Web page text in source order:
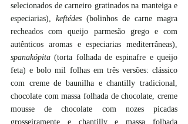
selecionados de carneiro gratinados na manteiga e
especiarias), keftédes (bolinhos de carne magra
recheados com queijo parmesão grego e com
autênticos aromas e especiarias mediterrâneas),
spanakópita (torta folhada de espinafre e queijo
feta) e bolo mil folhas em três versões: clássico
com creme de baunilha e chantilly tradicional,
chocolate com massa folhada de chocolate, creme
mousse de chocolate com nozes picadas
grosseiramente e chantilly e massa folhada